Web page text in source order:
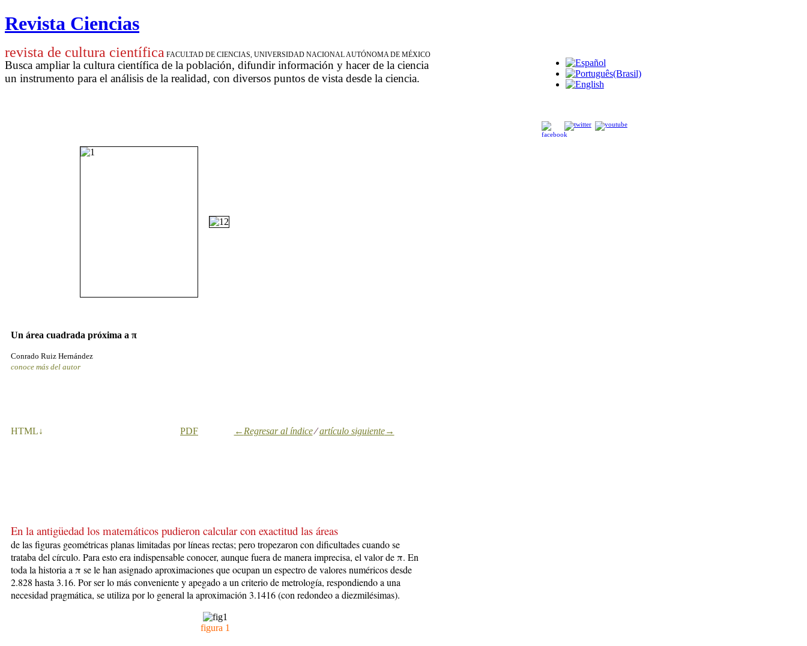
Revista Ciencias
revista de cultura científica FACULTAD DE CIENCIAS, UNIVERSIDAD NACIONAL AUTÓNOMA DE MÉXICO
Busca ampliar la cultura científica de la población, difundir información y hacer de la ciencia
un instrumento para el análisis de la realidad, con diversos puntos de vista desde la ciencia.
Un área cuadrada próxima a π
Conrado Ruiz Hernández
conoce más del autor
HTML↓ PDF ← Regresar al índice⁄ artículo siguiente→
En la antigüedad los matemáticos pudieron calcular con exactitud las áreas
de las figuras geométricas planas limitadas por líneas rectas; pero tropezaron con dificultades cuando se
trataba del círculo. Para esto era indispensable conocer, aunque fuera de manera imprecisa, el valor de π. En
toda la historia a π se le han asignado aproximaciones que ocupan un espectro de valores numéricos desde
2.828 hasta 3.16. Por ser lo más conveniente y apegado a un criterio de metrología, respondiendo a una
necesidad pragmática, se utiliza por lo general la aproximación 3.1416 (con redondeo a diezmilésimas).
figura 1